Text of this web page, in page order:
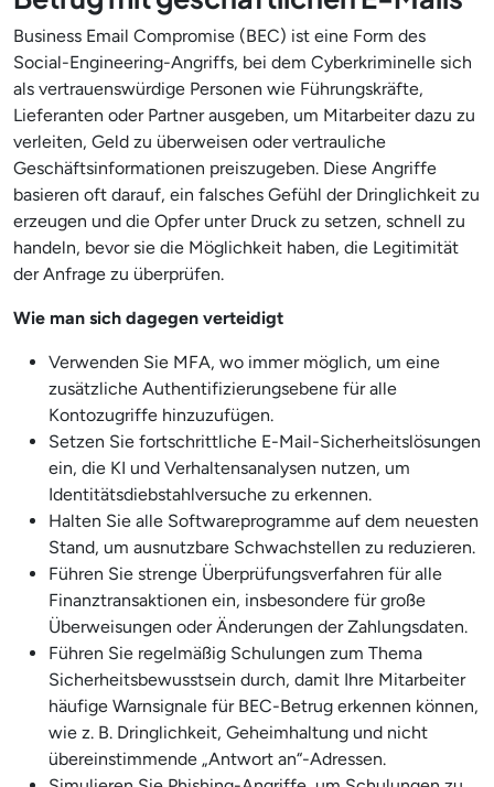
Business Email Compromise (BEC) ist eine Form des
Social-Engineering-Angriffs, bei dem Cyberkriminelle sich
als vertrauenswürdige Personen wie Führungskräfte,
Lieferanten oder Partner ausgeben, um Mitarbeiter dazu zu
verleiten, Geld zu überweisen oder vertrauliche
Geschäftsinformationen preiszugeben. Diese Angriffe
basieren oft darauf, ein falsches Gefühl der Dringlichkeit zu
erzeugen und die Opfer unter Druck zu setzen, schnell zu
handeln, bevor sie die Möglichkeit haben, die Legitimität
der Anfrage zu überprüfen.
Wie man sich dagegen verteidigt
Verwenden Sie MFA, wo immer möglich, um eine
zusätzliche Authentifizierungsebene für alle
Kontozugriffe hinzuzufügen.
Setzen Sie fortschrittliche E-Mail-Sicherheitslösungen
ein, die KI und Verhaltensanalysen nutzen, um
Identitätsdiebstahlversuche zu erkennen.
Halten Sie alle Softwareprogramme auf dem neuesten
Stand, um ausnutzbare Schwachstellen zu reduzieren.
Führen Sie strenge Überprüfungsverfahren für alle
Finanztransaktionen ein, insbesondere für große
Überweisungen oder Änderungen der Zahlungsdaten.
Führen Sie regelmäßig Schulungen zum Thema
Sicherheitsbewusstsein durch, damit Ihre Mitarbeiter
häufige Warnsignale für BEC-Betrug erkennen können,
wie z. B. Dringlichkeit, Geheimhaltung und nicht
übereinstimmende „Antwort an“-Adressen.